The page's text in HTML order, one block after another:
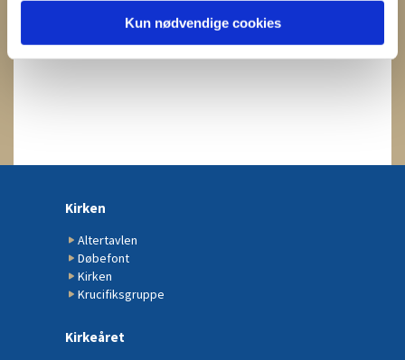
Kun nødvendige cookies
Kirken
Altertavlen
Døbefont
Kirken
Krucifiksgruppe
Kirkeåret